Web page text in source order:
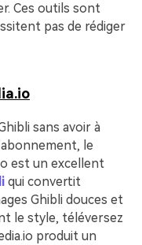
Ces outils sont
pas de rédiger
sans avoir à
le
est un excellent
qui convertit
Ghibli douces et
le style, téléversez
produit un